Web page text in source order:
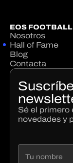
EOS FOOTBALL
Nosotros
Hall of Fame
Blog
Contacta
Sé el primero
novedades y